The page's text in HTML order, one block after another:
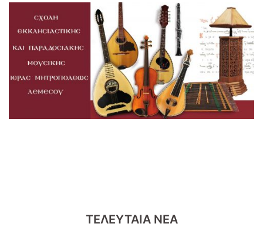
ΤΕΛΕΥΤΑΙΑ ΝΕΑ